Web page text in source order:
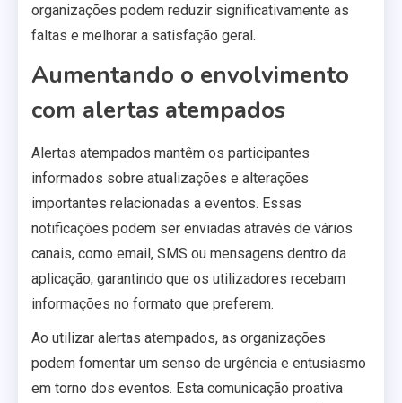
organizações podem reduzir significativamente as
faltas e melhorar a satisfação geral.
Aumentando o envolvimento
com alertas atempados
Alertas atempados mantêm os participantes
informados sobre atualizações e alterações
importantes relacionadas a eventos. Essas
notificações podem ser enviadas através de vários
canais, como email, SMS ou mensagens dentro da
aplicação, garantindo que os utilizadores recebam
informações no formato que preferem.
Ao utilizar alertas atempados, as organizações
podem fomentar um senso de urgência e entusiasmo
em torno dos eventos. Esta comunicação proativa